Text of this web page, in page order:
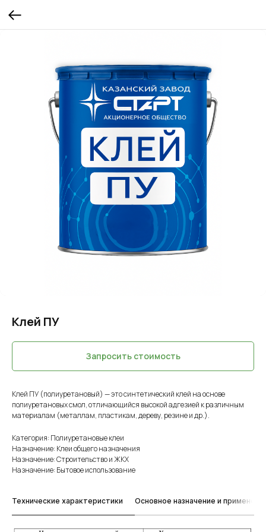
Клей ПУ
Запросить стоимость
Клей ПУ (полиуретановый) — это синтетический клей на основе
полиуретановых смол, отличающийся высокой адгезией к различным
материалам (металлам, пластикам, дереву, резине и др.).
Категория: Полиуретановые клеи
Назначение: Клеи общего назначения
Назначение: Строительство и ЖКХ
Назначение: Бытовое использование
Технические характеристики Основное назначение и